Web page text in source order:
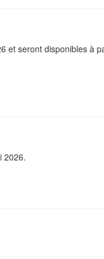
et seront disponibles à
2026.